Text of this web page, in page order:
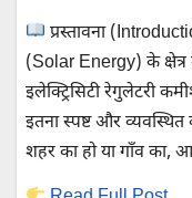
प्रस्तावना
(Solar Energy) के क्षेत्र
इलेक्ट्रिसिटी रेगुलेटरी
इतना स्पष्ट और
शहर का हो या गाँव का,